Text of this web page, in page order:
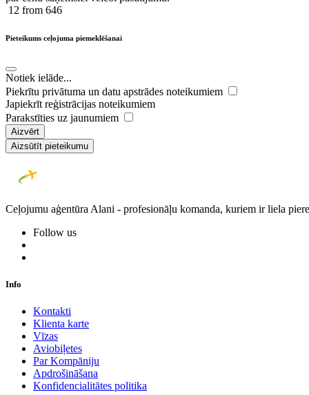
12 from 646
Pieteikums ceļojuma piemeklēšanai
Notiek ielāde...
Piekrītu privātuma un datu apstrādes noteikumiem
Japiekrīt reģistrācijas noteikumiem
Parakstīties uz jaunumiem
Aizvērt
Aizsūtīt pieteikumu
Ceļojumu aģentūra Alani - profesionāļu komanda, kuriem ir liela
Follow us
Info
Kontakti
Klienta karte
Vīzas
Aviobiļetes
Par Kompāniju
Apdrošināšana
Konfidencialitātes politika